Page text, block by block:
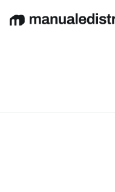
EnglishDeutschEspañol